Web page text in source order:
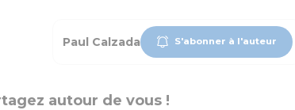
Paul Calzada S'abonner à l'auteur
autour de vous !